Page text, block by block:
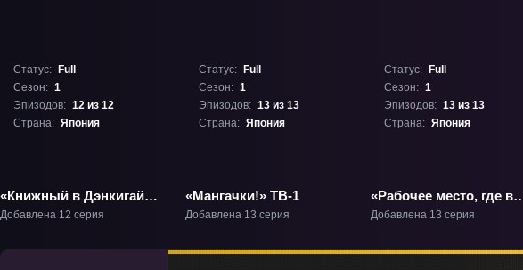
Статус:
Full
Сезон: 1
Эпизодов: 12 из 12
Страна: Япония
«Книжный в Дэнкигай»
ТВ-1
Добавлена 12 серия
Статус:
Full
Сезон: 1
Эпизодов: 13 из 13
Страна: Япония
«Мангачки!» ТВ-1
Добавлена 13 серия
Статус:
Full
Сезон: 1
Эпизодов: 13 из 13
Страна: Япония
«Рабочее место, где
не можете не
Добавлена 13 серия